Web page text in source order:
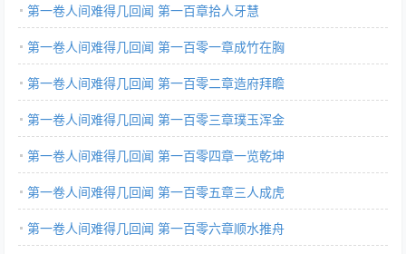
第一卷人间难得几回闻 第一百章拾人牙慧
第一卷人间难得几回闻 第一百零一章成竹在胸
第一卷人间难得几回闻 第一百零二章造府拜瞻
第一卷人间难得几回闻 第一百零三章璞玉浑金
第一卷人间难得几回闻 第一百零四章一览乾坤
第一卷人间难得几回闻 第一百零五章三人成虎
第一卷人间难得几回闻 第一百零六章顺水推舟